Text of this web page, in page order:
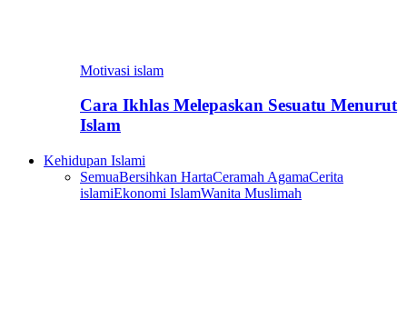
Motivasi islam
Cara Ikhlas Melepaskan Sesuatu Menurut
Islam
Kehidupan Islami
SemuaBersihkan HartaCeramah AgamaCerita
islamiEkonomi IslamWanita Muslimah